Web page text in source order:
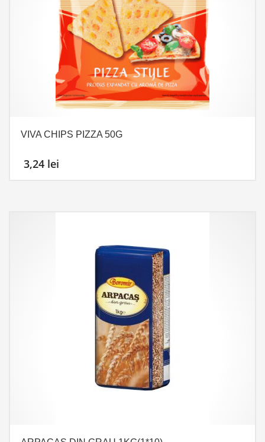
VIVA CHIPS PIZZA 50G
3,24 lei